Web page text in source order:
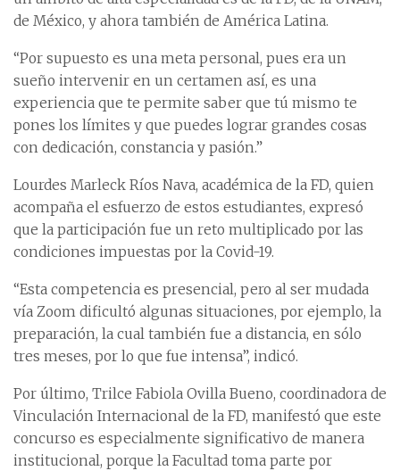
de México, y ahora también de América Latina.
“Por supuesto es una meta personal, pues era un
sueño intervenir en un certamen así, es una
experiencia que te permite saber que tú mismo te
pones los límites y que puedes lograr grandes cosas
con dedicación, constancia y pasión.”
Lourdes Marleck Ríos Nava, académica de la FD, quien
acompaña el esfuerzo de estos estudiantes, expresó
que la participación fue un reto multiplicado por las
condiciones impuestas por la Covid-19.
“Esta competencia es presencial, pero al ser mudada
vía Zoom dificultó algunas situaciones, por ejemplo, la
preparación, la cual también fue a distancia, en sólo
tres meses, por lo que fue intensa”, indicó.
Por último, Trilce Fabiola Ovilla Bueno, coordinadora de
Vinculación Internacional de la FD, manifestó que este
concurso es especialmente significativo de manera
institucional, porque la Facultad toma parte por